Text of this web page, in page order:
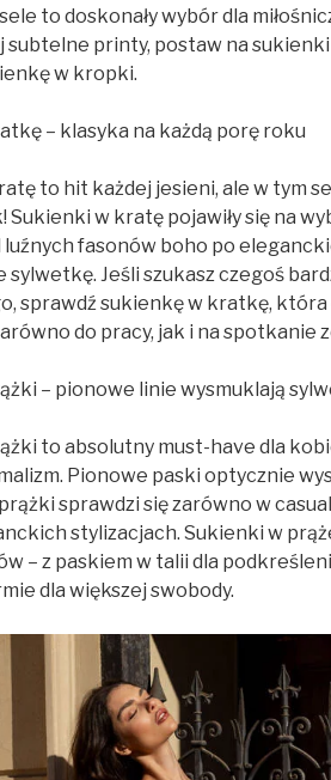
to doskonały wybór dla
subtelne printy, postaw na
w kropki.
– klasyka na każdą porę roku
to hit każdej jesieni, ale w tym
Sukienki w kratę pojawiły się na
luźnych fasonów boho po
sylwetkę. Jeśli szukasz czegoś
sprawdź sukienkę w kratkę,
do pracy, jak i na spotkanie
– pionowe linie wysmuklają
to absolutny must-have dla
Pionowe paski optycznie
sprawdzi się zarówno w
stylizacjach. Sukienki w
– z paskiem w talii dla
dla większej swobody.